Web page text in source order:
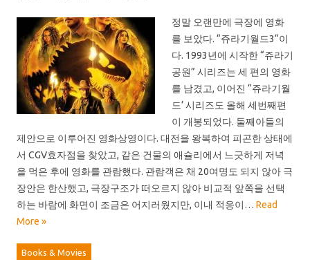
정말 오랜만에 극장에 영화
를 보았다. “쥬라기월드3“이
다. 1993년에 시작한 “쥬라기
공원” 시리즈는 세 편의 영화
를 남겼고, 이어진 “쥬라기월
드’ 시리즈도 올해 세번째편
이 개봉되었다. 둘째아들의
제안으로 이루어진 영화상영이다. 대전을 왕복하여 피곤한 상태에
서 CGV효자점을 찾았고, 같은 건물의 애슐리에서 느긋하게 저녁
을 먹은 후에 영화를 관람했다. 관람객은 채 20여명도 되지 않아 극
장안은 한산했고, 극장구조가 떠오르지 않아 비교적 앞쪽을 선택
하는 바람에 화면이 조금은 어지러웠지만, 이내 적응이… Read
More »
Books & Movies